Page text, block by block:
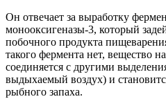
Он отвечает за выработку
монооксигеназы-3, который
побочного продукта
такого фермента нет, вещество
соединяется с другими
выдыхаемый воздух) и
рыбного запаха.